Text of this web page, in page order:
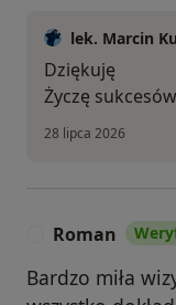
lek. Marcin
Dziękuję
Życzę
28 lipca 2026
Roman
Bardzo miła